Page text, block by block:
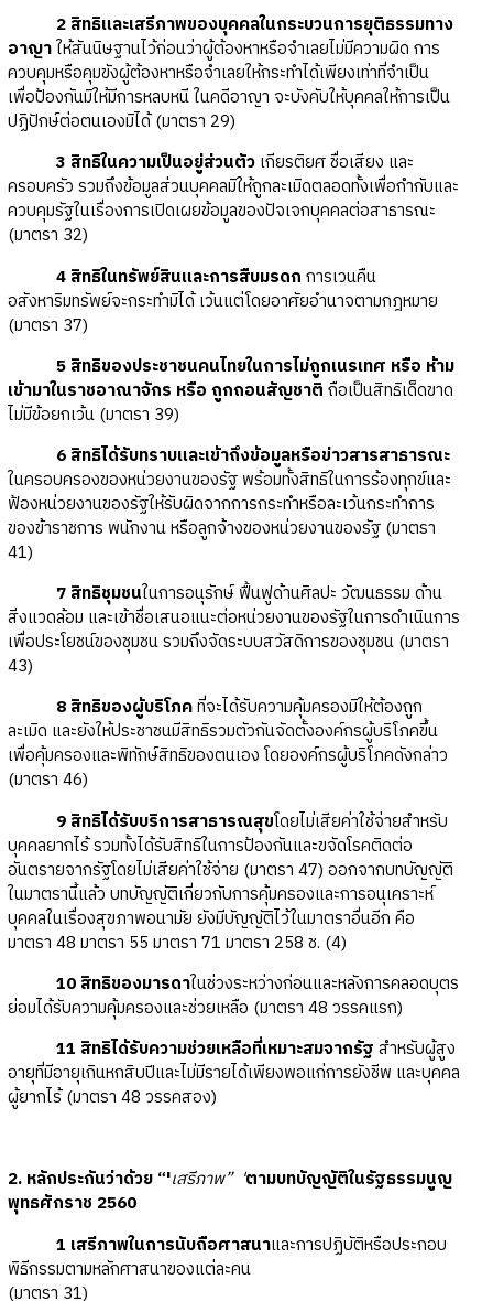
2 สิทธิและเสรีภาพของบุคคลในกระบวนการยุติธรรมทาง
อาญาให้สันนิษฐานไว้ก่อนว่าผู้ต้องหาหรือจำเลยไม่มีความผิด การ
ควบคุมหรือคุมขังผู้ต้องหาหรือจำเลยให้กระทำได้เพียงเท่าที่จำเป็น
เพื่อป้องกันมิให้มีการหลบหนี ในคดีอาญา จะบังคับให้บุคคลให้การเป็น
ปฏิปักษ์ต่อตนเองมิได้ (มาตรา 29)
3 สิทธิในความเป็นอยู่ส่วนตัวเกียรติยศ ชื่อเสียง และ
ครอบครัว รวมถึงข้อมูลส่วนบุคคลมิให้ถูกละเมิดตลอดทั้งเพื่อกำกับและ
ควบคุมรัฐในเรื่องการเปิดเผยข้อมูลของปัจเจกบุคคลต่อสาธารณะ
(มาตรา 32)
4 สิทธิในทรัพย์สินและการสืบมรดก การเวนคืน
อสังหาริมทรัพย์จะกระทำมิได้ เว้นแต่โดยอาศัยอำนาจตามกฎหมาย
(มาตรา 37)
5 สิทธิของประชาชนคนไทยในการไม่ถูกเนรเทศ หรือ ห้าม
เข้ามาในราชอาณาจักร หรือ ถูกถอนสัญชาติ ถือเป็นสิทธิเด็ดขาด
ไม่มีข้อยกเว้น (มาตรา 39)
6 สิทธิได้รับทราบและเข้าถึงข้อมูลหรือข่าวสารสาธารณะ
ในครอบครองของหน่วยงานของรัฐ พร้อมทั้งสิทธิในการร้องทุกข์และ
ฟ้องหน่วยงานของรัฐให้รับผิดจากการกระทำหรือละเว้นกระทำการ
ของข้าราชการ พนักงาน หรือลูกจ้างของหน่วยงานของรัฐ (มาตรา
41)
7 สิทธิชุมชนในการอนุรักษ์ ฟื้นฟูด้านศิลปะ วัฒนธรรม ด้าน
สิ่งแวดล้อม และเข้าชื่อเสนอแนะต่อหน่วยงานของรัฐในการดำเนินการ
เพื่อประโยชน์ของชุมชน รวมถึงจัดระบบสวัสดิการของชุมชน (มาตรา
43)
8 สิทธิของผู้บริโภคที่จะได้รับความคุ้มครองมิให้ต้องถูก
ละเมิด และยังให้ประชาชนมีสิทธิรวมตัวกันจัดตั้งองค์กรผู้บริโภคขึ้น
เพื่อคุ้มครองและพิทักษ์สิทธิของตนเอง โดยองค์กรผู้บริโภคดังกล่าว
(มาตรา 46)
9 สิทธิได้รับบริการสาธารณสุขโดยไม่เสียค่าใช้จ่ายสำหรับ
บุคคลยากไร้ รวมทั้งได้รับสิทธิในการป้องกันและขจัดโรคติดต่อ
อันตรายจากรัฐโดยไม่เสียค่าใช้จ่าย (มาตรา 47) ออกจากบทบัญญัติ
ในมาตรานี้แล้ว บทบัญญัติเกี่ยวกับการคุ้มครองและการอนุเคราะห์
บุคคลในเรื่องสุขภาพอนามัย ยังมีบัญญัติไว้ในมาตราอื่นอีก คือ
มาตรา 48 มาตรา 55 มาตรา 71 มาตรา 258 ช. (4)
10 สิทธิของมารดาในช่วงระหว่างก่อนและหลังการคลอดบุตร
ย่อมได้รับความคุ้มครองและช่วยเหลือ (มาตรา 48 วรรคแรก)
11 สิทธิได้รับความช่วยเหลือที่เหมาะสมจากรัฐ สำหรับผู้สูง
อายุที่มีอายุเกินหกสิบปีและไม่มีรายได้เพียงพอแก่การยังชีพ และบุคคล
ผู้ยากไร้ (มาตรา 48 วรรคสอง)
2. หลักประกันว่าด้วย “'เสรีภาพ” 'ตามบทบัญญัติในรัฐธรรมนูญ
พุทธศักราช 2560
1 เสรีภาพในการนับถือศาสนาและการปฏิบัติหรือประกอบ
พิธีกรรมตามหลักศาสนาของแต่ละคน
(มาตรา 31)